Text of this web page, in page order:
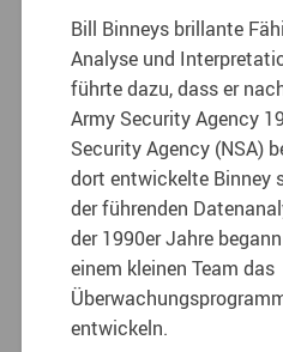
Bill Binneys brillante
Analyse und
führte dazu, dass er
Army Security Agency
Security Agency (NSA)
dort entwickelte Binney
der führenden
der 1990er Jahre
einem kleinen Team das
entwickeln.